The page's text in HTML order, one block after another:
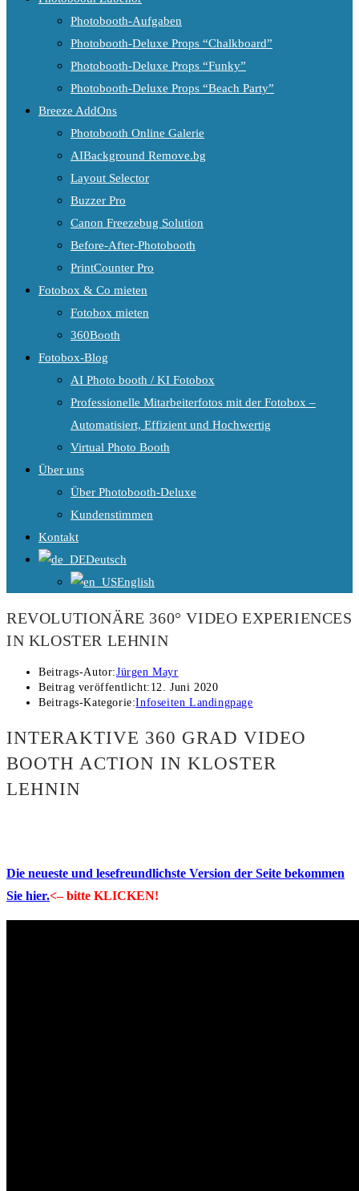
Photobooth-Aufgaben
Photobooth-Deluxe Props “Chalkboard”
Photobooth-Deluxe Props “Funky”
Photobooth-Deluxe Props “Beach Party”
Breeze AddOns
Photobooth Online Galerie
AIBackground Remove.bg
Layout Selector
Buzzer Pro
Canon Freezebug Solution
Before-After-Photobooth
PrintCounter Pro
Fotobox & Co mieten
Fotobox mieten
360Booth
Fotobox-Blog
AI Photo booth / KI Fotobox
Professionelle Mitarbeiterfotos mit der Fotobox –
Automatisiert, Effizient und Hochwertig
Virtual Photo Booth
Über uns
Über Photobooth-Deluxe
Kundenstimmen
Kontakt
Deutsch
English
REVOLUTIONÄRE 360° VIDEO EXPERIENCES
IN KLOSTER LEHNIN
Beitrags-Autor:Jürgen Mayr
Beitrag veröffentlicht: 12. Juni 2020
Beitrags-Kategorie:Infoseiten Landingpage
INTERAKTIVE 360 GRAD VIDEO
BOOTH ACTION IN KLOSTER
LEHNIN
Die neueste und lesefreundlichste Version der Seite bekommen
Sie hier.<– bitte KLICKEN!